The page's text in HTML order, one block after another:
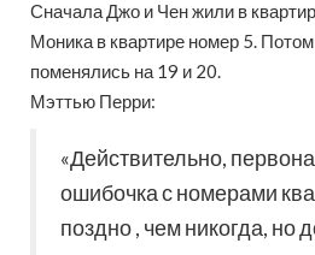
Сначала Джо и Чен жили в
Моника в квартире номер 5.
поменялись на 19 и 20.
Мэттью Перри:
«Действительно,
ошибочка с номерами
поздно , чем никогда, но